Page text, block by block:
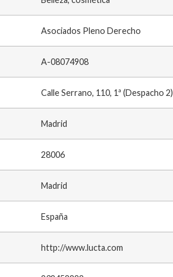
Asociados Pleno Derecho
A-08074908
Calle Serrano, 110, 1ª (Despacho 2)
Madrid
28006
Madrid
España
http://www.lucta.com